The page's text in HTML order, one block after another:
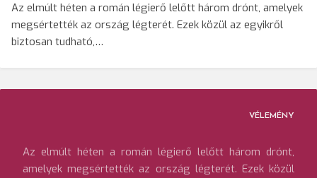
Az elmúlt héten a román légierő lelőtt három drónt, amelyek
megsértették az ország légterét. Ezek közül az egyikről
biztosan tudható,…
VÉLEMÉNY
Az elmúlt héten a román légierő lelőtt három drónt,
amelyek megsértették az ország légterét. Ezek közül